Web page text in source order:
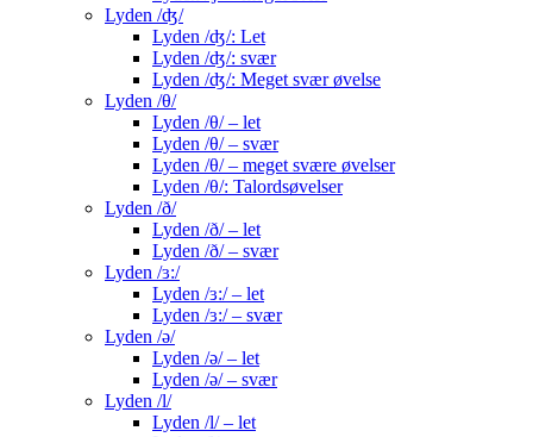
Lyden /ʤ/
Lyden /ʤ/: Let
Lyden /ʤ/: svær
Lyden /ʤ/: Meget svær øvelse
Lyden /θ/
Lyden /θ/ – let
Lyden /θ/ – svær
Lyden /θ/ – meget svære øvelser
Lyden /θ/: Talordsøvelser
Lyden /ð/
Lyden /ð/ – let
Lyden /ð/ – svær
Lyden /ɜ:/
Lyden /ɜ:/ – let
Lyden /ɜ:/ – svær
Lyden /ə/
Lyden /ə/ – let
Lyden /ə/ – svær
Lyden /l/
Lyden /l/ – let